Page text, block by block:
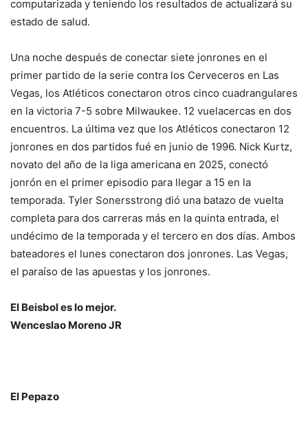
computarizada y teniendo los resultados de actualizará su
estado de salud.
Una noche después de conectar siete jonrones en el
primer partido de la serie contra los Cerveceros en Las
Vegas, los Atléticos conectaron otros cinco cuadrangulares
en la victoria 7-5 sobre Milwaukee. 12 vuelacercas en dos
encuentros. La última vez que los Atléticos conectaron 12
jonrones en dos partidos fué en junio de 1996. Nick Kurtz,
novato del año de la liga americana en 2025, conectó
jonrón en el primer episodio para llegar a 15 en la
temporada. Tyler Sonersstrong dió una batazo de vuelta
completa para dos carreras más en la quinta entrada, el
undécimo de la temporada y el tercero en dos días. Ambos
bateadores el lunes conectaron dos jonrones. Las Vegas,
el paraíso de las apuestas y los jonrones.
El Beisbol es lo mejor.
Wenceslao Moreno JR
El Pepazo